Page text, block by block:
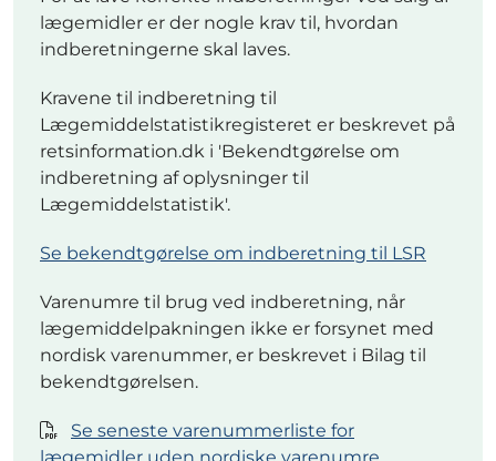
lægemidler er der nogle krav til, hvordan
indberetningerne skal laves.
Kravene til indberetning til
Lægemiddelstatistikregisteret er beskrevet på
retsinformation.dk i 'Bekendtgørelse om
indberetning af oplysninger til
Lægemiddelstatistik'.
Se bekendtgørelse om indberetning til LSR
Varenumre til brug ved indberetning, når
lægemiddelpakningen ikke er forsynet med
nordisk varenummer, er beskrevet i Bilag til
bekendtgørelsen.
Se seneste varenummerliste for